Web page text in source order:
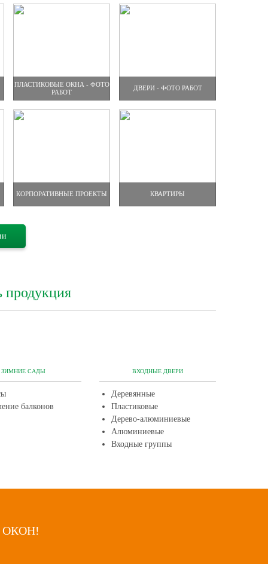
ПЛАСТИКОВЫЕ ОКНА - ФОТО
РАБОТ
ДВЕРИ - ФОТО РАБОТ
КОРПОРАТИВНЫЕ ПРОЕКТЫ КВАРТИРЫ
продукция
ЗИМНИЕ САДЫ
балконов
ВХОДНЫЕ ДВЕРИ
Деревянные
Пластиковые
Дерево-алюминиевые
Алюминиевые
Входные группы